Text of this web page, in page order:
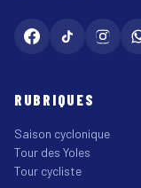
RUBRIQUES
Saison cyclonique
Tour des Yoles
Tour cycliste